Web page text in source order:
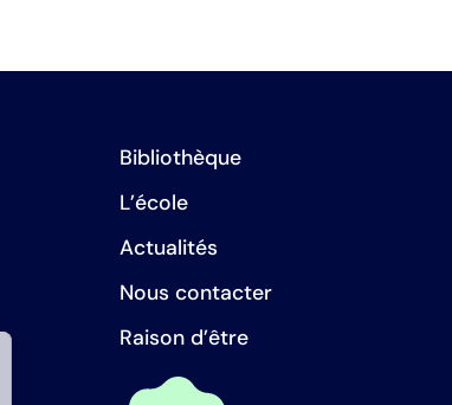
Bibliothèque
L’école
Actualités
Nous contacter
Raison d’être